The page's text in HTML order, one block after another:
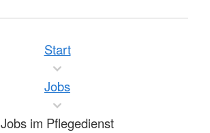
Start
Jobs
Jobs im Pflegedienst